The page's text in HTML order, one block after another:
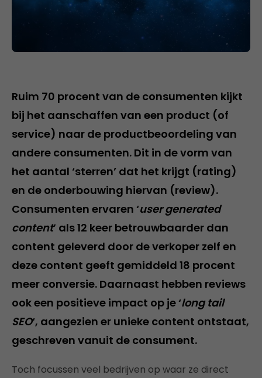
Ruim 70 procent van de consumenten kijkt
bij het aanschaffen van een product (of
service) naar de productbeoordeling van
andere consumenten. Dit in de vorm van
het aantal ‘sterren’ dat het krijgt (rating)
en de onderbouwing hiervan (review).
Consumenten ervaren ‘user generated
content’ als 12 keer betrouwbaarder dan
content geleverd door de verkoper zelf en
deze content geeft gemiddeld 18 procent
meer conversie. Daarnaast hebben reviews
ook een positieve impact op je ‘long tail
SEO‘, aangezien er unieke content ontstaat,
geschreven vanuit de consument.
Toch focussen veel bedrijven op waar ze direct